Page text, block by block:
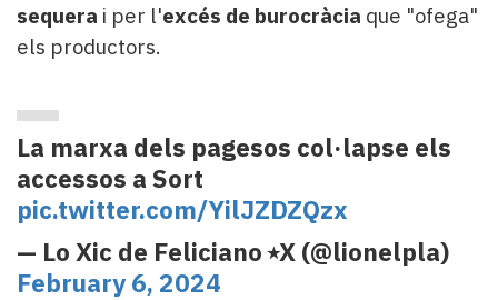
sequera i per l'excés de burocràcia que "ofega"
els productors.
La marxa dels pagesos col·lapse els
accessos a Sort
pic.twitter.com/YilJZDZQzx
— Lo Xic de Feliciano ⭑X (@lionelpla)
February 6, 2024